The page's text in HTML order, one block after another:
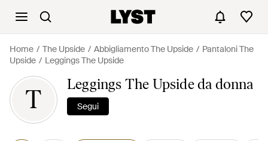
Home The Upside Abbigliamento The Upside
Pantaloni The
Upside
Leggings The Upside
T
Leggings The Upside da donna
Segui